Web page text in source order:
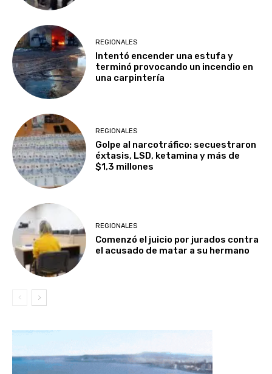
REGIONALES
Intentó encender una estufa y
terminó provocando un incendio en
una carpintería
REGIONALES
Golpe al narcotráfico: secuestraron
éxtasis, LSD, ketamina y más de
$1,3 millones
REGIONALES
Comenzó el juicio por jurados contra
el acusado de matar a su hermano